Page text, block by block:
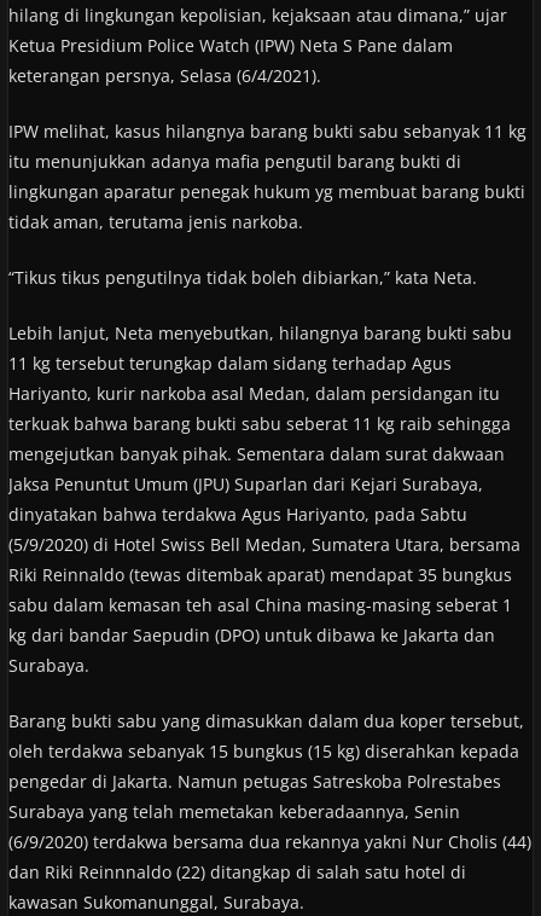
hilang di lingkungan kepolisian, kejaksaan atau dimana,” ujar
Ketua Presidium Police Watch (IPW) Neta S Pane dalam
keterangan persnya, Selasa (6/4/2021).
IPW melihat, kasus hilangnya barang bukti sabu sebanyak 11 kg
itu menunjukkan adanya mafia pengutil barang bukti di
lingkungan aparatur penegak hukum yg membuat barang bukti
tidak aman, terutama jenis narkoba.
“Tikus tikus pengutilnya tidak boleh dibiarkan,” kata Neta.
Lebih lanjut, Neta menyebutkan, hilangnya barang bukti sabu
11 kg tersebut terungkap dalam sidang terhadap Agus
Hariyanto, kurir narkoba asal Medan, dalam persidangan itu
terkuak bahwa barang bukti sabu seberat 11 kg raib sehingga
mengejutkan banyak pihak. Sementara dalam surat dakwaan
Jaksa Penuntut Umum (JPU) Suparlan dari Kejari Surabaya,
dinyatakan bahwa terdakwa Agus Hariyanto, pada Sabtu
(5/9/2020) di Hotel Swiss Bell Medan, Sumatera Utara, bersama
Riki Reinnaldo (tewas ditembak aparat) mendapat 35 bungkus
sabu dalam kemasan teh asal China masing-masing seberat 1
kg dari bandar Saepudin (DPO) untuk dibawa ke Jakarta dan
Surabaya.
Barang bukti sabu yang dimasukkan dalam dua koper tersebut,
oleh terdakwa sebanyak 15 bungkus (15 kg) diserahkan kepada
pengedar di Jakarta. Namun petugas Satreskoba Polrestabes
Surabaya yang telah memetakan keberadaannya, Senin
(6/9/2020) terdakwa bersama dua rekannya yakni Nur Cholis (44)
dan Riki Reinnnaldo (22) ditangkap di salah satu hotel di
kawasan Sukomanunggal, Surabaya.